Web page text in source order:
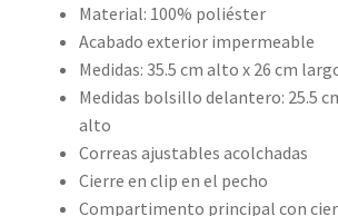
Material: 100% poliéster
Acabado exterior impermeable
Medidas: 35.5 cm alto x 26 cm
Medidas bolsillo delantero: 25.5
alto
Correas ajustables acolchadas
Cierre en clip en el pecho
Compartimento principal con